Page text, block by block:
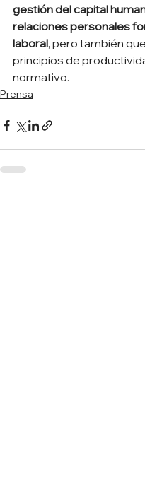
gestión del capital
relaciones personales
laboral, pero también
principios de
normativo.
Prensa